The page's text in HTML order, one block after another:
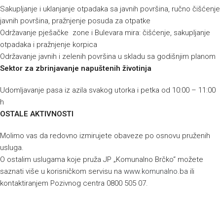
Sakupljanje i uklanjanje otpadaka sa javnih površina, ručno čišćenje
javnih površina, pražnjenje posuda za otpatke
Održavanje pješačke zone i Bulevara mira: čišćenje, sakupljanje
otpadaka i pražnjenje korpica
Održavanje javnih i zelenih površina u skladu sa godišnjim planom
Sektor za zbrinjavanje napuštenih životinja
Udomljavanje pasa iz azila svakog utorka i petka od 10:00 – 11:00
h
OSTALE AKTIVNOSTI
Molimo vas da redovno izmirujete obaveze po osnovu pruženih
usluga.
O ostalim uslugama koje pruža JP „Komunalno Brčko“ možete
saznati više u korisničkom servisu na www.komunalno.ba ili
kontaktiranjem Pozivnog centra 0800 505 07.